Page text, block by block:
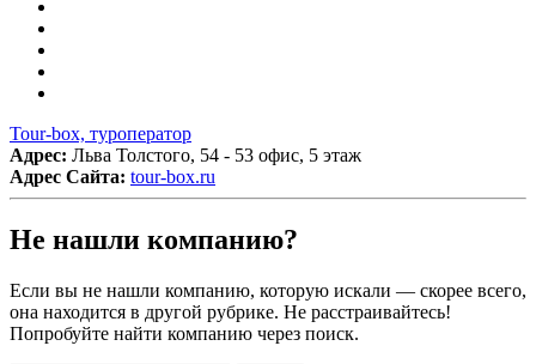
Tour-box, туроператор
Адрес: Льва Толстого, 54 - 53 офис, 5 этаж
Адрес Сайта: tour-box.ru
Не нашли компанию?
Если вы не нашли компанию, которую искали — скорее всего,
она находится в другой рубрике. Не расстраивайтесь!
Попробуйте найти компанию через поиск.